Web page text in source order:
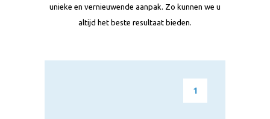
unieke en vernieuwende aanpak. Zo kunnen we u
altijd het beste resultaat bieden.
1